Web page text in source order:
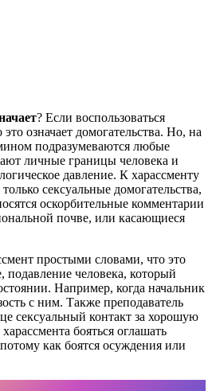
? Если воспользоваться
означает домогательства. Но, на
подразумеваются любые
личные границы человека и
давление. К харассменту
сексуальные домогательства,
оскорбительные комментарии
почве, или касающиеся
простыми словами, что это
подавление человека, который
Например, когда начальник
с ним. Также преподаватель
сексуальный контакт за хорошую
бояться оглашать
как боятся осуждения или